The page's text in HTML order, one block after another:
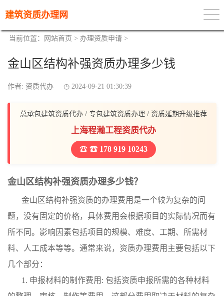
建筑资质办理网
当前位置： 网站首页 > 办理资质申请 >
金山区结构补强资质办理多少钱
作者: 资质代办 2024-09-21 01:30:39
总承包建筑资质代办 / 专包建筑资质办理 / 资质延期升级推荐
上海程瀚工程资质代办
☎ 178 919 10243
金山区结构补强资质办理多少钱？
金山区结构补强资质的办理费用是一个较为复杂的问
题，没有固定的价格，具体费用会根据项目的实际情况而有
所不同。影响因素包括项目的规模、难度、工期、所需材
料、人工成本等等。通常来说，资质办理费用主要包括以下
几个部分：
1. 申报材料的制作费用: 包括资质申报所需的各种材料